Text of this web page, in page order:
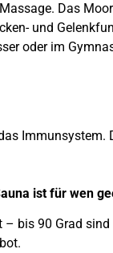
Das
und
oder im
ist für wen
bis 90 Grad